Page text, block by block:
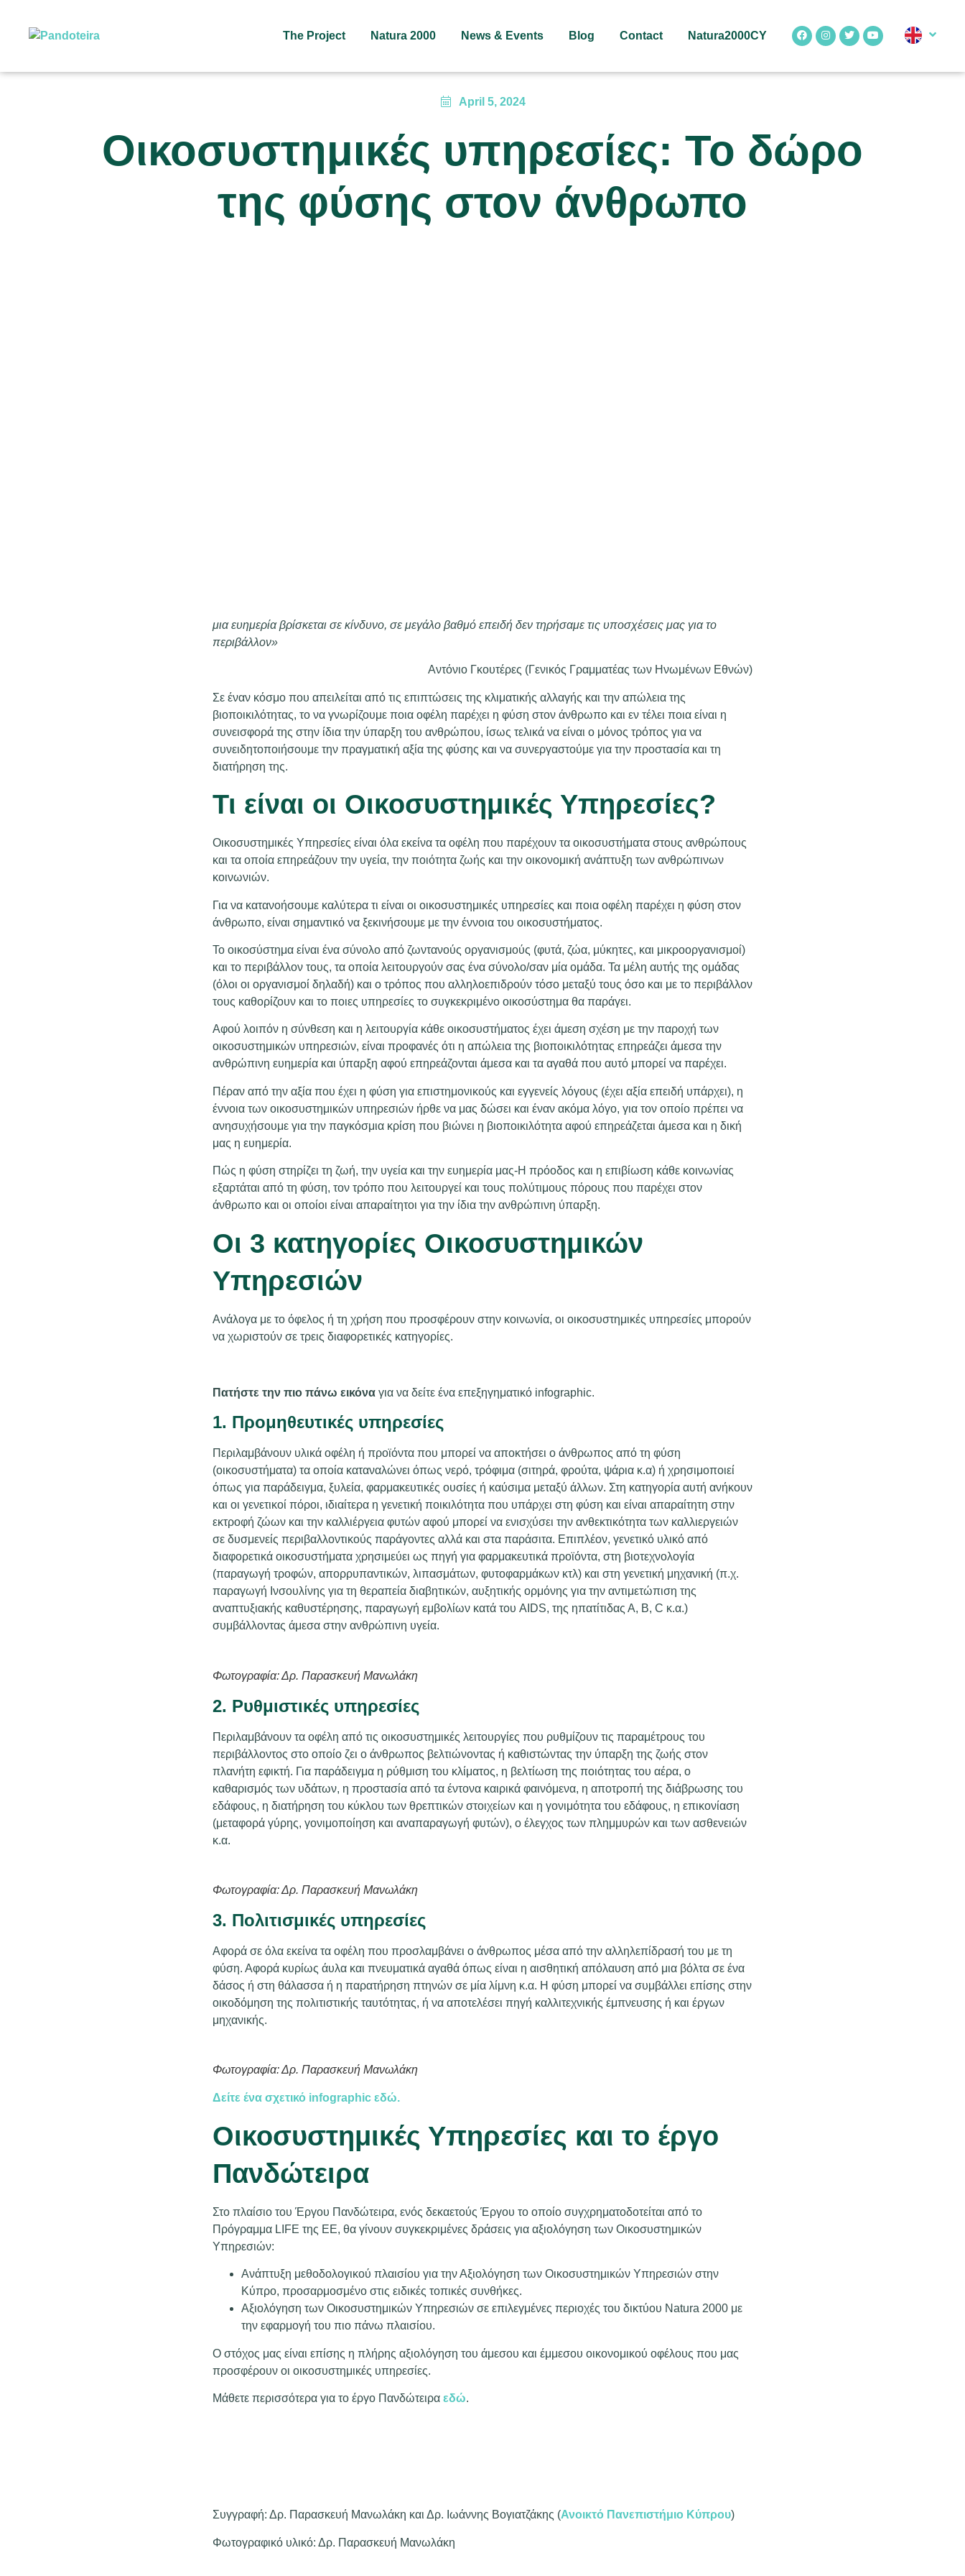
The Project Natura 2000 News & Events Blog Contact Natura2000CY
April 5, 2024
Οικοσυστημικές υπηρεσίες: Το δώρο
της φύσης στον άνθρωπο
μια ευημερία βρίσκεται σε κίνδυνο, σε μεγάλο βαθμό επειδή δεν τηρήσαμε τις υποσχέσεις μας για το
περιβάλλον»
Αντόνιο Γκουτέρες (Γενικός Γραμματέας των Ηνωμένων Εθνών)
Σε έναν κόσμο που απειλείται από τις επιπτώσεις της κλιματικής αλλαγής και την απώλεια της
βιοποικιλότητας, το να γνωρίζουμε ποια οφέλη παρέχει η φύση στον άνθρωπο και εν τέλει ποια είναι η
συνεισφορά της στην ίδια την ύπαρξη του ανθρώπου, ίσως τελικά να είναι ο μόνος τρόπος για να
συνειδητοποιήσουμε την πραγματική αξία της φύσης και να συνεργαστούμε για την προστασία και τη
διατήρηση της.
Τι είναι οι Οικοσυστημικές Υπηρεσίες?
Οικοσυστημικές Υπηρεσίες είναι όλα εκείνα τα οφέλη που παρέχουν τα οικοσυστήματα στους ανθρώπους
και τα οποία επηρεάζουν την υγεία, την ποιότητα ζωής και την οικονομική ανάπτυξη των ανθρώπινων
κοινωνιών.
Για να κατανοήσουμε καλύτερα τι είναι οι οικοσυστημικές υπηρεσίες και ποια οφέλη παρέχει η φύση στον
άνθρωπο, είναι σημαντικό να ξεκινήσουμε με την έννοια του οικοσυστήματος.
Το οικοσύστημα είναι ένα σύνολο από ζωντανούς οργανισμούς (φυτά, ζώα, μύκητες, και μικροοργανισμοί)
και το περιβάλλον τους, τα οποία λειτουργούν σας ένα σύνολο/σαν μία ομάδα. Τα μέλη αυτής της ομάδας
(όλοι οι οργανισμοί δηλαδή) και ο τρόπος που αλληλοεπιδρούν τόσο μεταξύ τους όσο και με το περιβάλλον
τους καθορίζουν και το ποιες υπηρεσίες το συγκεκριμένο οικοσύστημα θα παράγει.
Αφού λοιπόν η σύνθεση και η λειτουργία κάθε οικοσυστήματος έχει άμεση σχέση με την παροχή των
οικοσυστημικών υπηρεσιών, είναι προφανές ότι η απώλεια της βιοποικιλότητας επηρεάζει άμεσα την
ανθρώπινη ευημερία και ύπαρξη αφού επηρεάζονται άμεσα και τα αγαθά που αυτό μπορεί να παρέχει.
Πέραν από την αξία που έχει η φύση για επιστημονικούς και εγγενείς λόγους (έχει αξία επειδή υπάρχει), η
έννοια των οικοσυστημικών υπηρεσιών ήρθε να μας δώσει και έναν ακόμα λόγο, για τον οποίο πρέπει να
ανησυχήσουμε για την παγκόσμια κρίση που βιώνει η βιοποικιλότητα αφού επηρεάζεται άμεσα και η δική
μας η ευημερία.
Πώς η φύση στηρίζει τη ζωή, την υγεία και την ευημερία μας-Η πρόοδος και η επιβίωση κάθε κοινωνίας
εξαρτάται από τη φύση, τον τρόπο που λειτουργεί και τους πολύτιμους πόρους που παρέχει στον
άνθρωπο και οι οποίοι είναι απαραίτητοι για την ίδια την ανθρώπινη ύπαρξη.
Οι 3 κατηγορίες Οικοσυστημικών
Υπηρεσιών
Ανάλογα με το όφελος ή τη χρήση που προσφέρουν στην κοινωνία, οι οικοσυστημικές υπηρεσίες μπορούν
να χωριστούν σε τρεις διαφορετικές κατηγορίες.
Πατήστε την πιο πάνω εικόνα για να δείτε ένα επεξηγηματικό infographic.
1. Προμηθευτικές υπηρεσίες
Περιλαμβάνουν υλικά οφέλη ή προϊόντα που μπορεί να αποκτήσει ο άνθρωπος από τη φύση
(οικοσυστήματα) τα οποία καταναλώνει όπως νερό, τρόφιμα (σιτηρά, φρούτα, ψάρια κ.α) ή χρησιμοποιεί
όπως για παράδειγμα, ξυλεία, φαρμακευτικές ουσίες ή καύσιμα μεταξύ άλλων. Στη κατηγορία αυτή ανήκουν
και οι γενετικοί πόροι, ιδιαίτερα η γενετική ποικιλότητα που υπάρχει στη φύση και είναι απαραίτητη στην
εκτροφή ζώων και την καλλιέργεια φυτών αφού μπορεί να ενισχύσει την ανθεκτικότητα των καλλιεργειών
σε δυσμενείς περιβαλλοντικούς παράγοντες αλλά και στα παράσιτα. Επιπλέον, γενετικό υλικό από
διαφορετικά οικοσυστήματα χρησιμεύει ως πηγή για φαρμακευτικά προϊόντα, στη βιοτεχνολογία
(παραγωγή τροφών, απορρυπαντικών, λιπασμάτων, φυτοφαρμάκων κτλ) και στη γενετική μηχανική (π.χ.
παραγωγή Ινσουλίνης για τη θεραπεία διαβητικών, αυξητικής ορμόνης για την αντιμετώπιση της
αναπτυξιακής καθυστέρησης, παραγωγή εμβολίων κατά του AIDS, της ηπατίτιδας Α, Β, C κ.α.)
συμβάλλοντας άμεσα στην ανθρώπινη υγεία.
Φωτογραφία: Δρ. Παρασκευή Μανωλάκη
2. Ρυθμιστικές υπηρεσίες
Περιλαμβάνουν τα οφέλη από τις οικοσυστημικές λειτουργίες που ρυθμίζουν τις παραμέτρους του
περιβάλλοντος στο οποίο ζει ο άνθρωπος βελτιώνοντας ή καθιστώντας την ύπαρξη της ζωής στον
πλανήτη εφικτή. Για παράδειγμα η ρύθμιση του κλίματος, η βελτίωση της ποιότητας του αέρα, ο
καθαρισμός των υδάτων, η προστασία από τα έντονα καιρικά φαινόμενα, η αποτροπή της διάβρωσης του
εδάφους, η διατήρηση του κύκλου των θρεπτικών στοιχείων και η γονιμότητα του εδάφους, η επικονίαση
(μεταφορά γύρης, γονιμοποίηση και αναπαραγωγή φυτών), ο έλεγχος των πλημμυρών και των ασθενειών
κ.α.
Φωτογραφία: Δρ. Παρασκευή Μανωλάκη
3. Πολιτισμικές υπηρεσίες
Αφορά σε όλα εκείνα τα οφέλη που προσλαμβάνει ο άνθρωπος μέσα από την αλληλεπίδρασή του με τη
φύση. Αφορά κυρίως άυλα και πνευματικά αγαθά όπως είναι η αισθητική απόλαυση από μια βόλτα σε ένα
δάσος ή στη θάλασσα ή η παρατήρηση πτηνών σε μία λίμνη κ.α. Η φύση μπορεί να συμβάλλει επίσης στην
οικοδόμηση της πολιτιστικής ταυτότητας, ή να αποτελέσει πηγή καλλιτεχνικής έμπνευσης ή και έργων
μηχανικής.
Φωτογραφία: Δρ. Παρασκευή Μανωλάκη
Δείτε ένα σχετικό infographic εδώ.
Οικοσυστημικές Υπηρεσίες και το έργο
Πανδώτειρα
Στο πλαίσιο του Έργου Πανδώτειρα, ενός δεκαετούς Έργου το οποίο συγχρηματοδοτείται από το
Πρόγραμμα LIFE της ΕΕ, θα γίνουν συγκεκριμένες δράσεις για αξιολόγηση των Οικοσυστημικών
Υπηρεσιών:
Ανάπτυξη μεθοδολογικού πλαισίου για την Αξιολόγηση των Οικοσυστημικών Υπηρεσιών στην
Κύπρο, προσαρμοσμένο στις ειδικές τοπικές συνθήκες.
Αξιολόγηση των Οικοσυστημικών Υπηρεσιών σε επιλεγμένες περιοχές του δικτύου Natura 2000 με
την εφαρμογή του πιο πάνω πλαισίου.
Ο στόχος μας είναι επίσης η πλήρης αξιολόγηση του άμεσου και έμμεσου οικονομικού οφέλους που μας
προσφέρουν οι οικοσυστημικές υπηρεσίες.
Μάθετε περισσότερα για το έργο Πανδώτειρα εδώ.
Συγγραφή: Δρ. Παρασκευή Μανωλάκη και Δρ. Ιωάννης Βογιατζάκης (Ανοικτό Πανεπιστήμιο Κύπρου)
Φωτογραφικό υλικό: Δρ. Παρασκευή Μανωλάκη